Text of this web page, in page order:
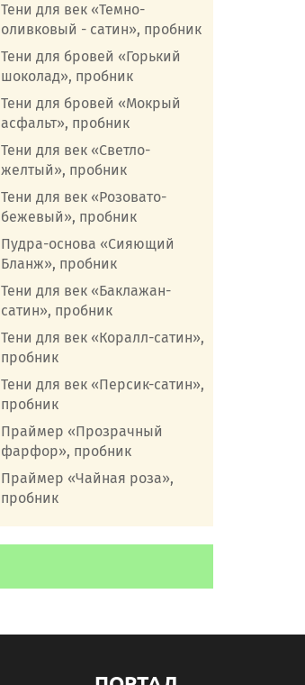
Тени для век «Темно-
оливковый - сатин», пробник
Тени для бровей «Горький
шоколад», пробник
Тени для бровей «Мокрый
асфальт», пробник
Тени для век «Светло-
желтый», пробник
Тени для век «Розовато-
бежевый», пробник
Пудра-основа «Сияющий
Бланж», пробник
Тени для век «Баклажан-
сатин», пробник
Тени для век «Коралл-сатин»,
пробник
Тени для век «Персик-сатин»,
пробник
Праймер «Прозрачный
фарфор», пробник
Праймер «Чайная роза»,
пробник